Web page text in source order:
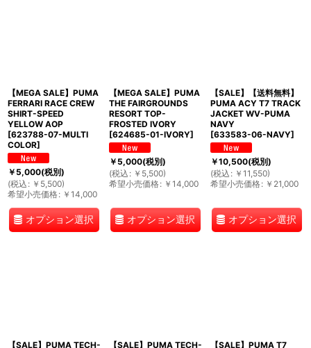
【MEGA SALE】PUMA
FERRARI RACE CREW
SHIRT-SPEED
YELLOW AOP
[623788-07-MULTI
COLOR]
￥5,000(税別)
(税込 : ￥ 5,500)
希望小売価格: ￥ 14,000
オプション選択
【MEGA SALE】PUMA
THE FAIRGROUNDS
RESORT TOP-
FROSTED IVORY
[624685-01-IVORY]
￥5,000(税別)
(税込 : ￥ 5,500)
希望小売価格: ￥ 14,000
オプション選択
【SALE】【送料無料】
PUMA ACY T7 TRACK
JACKET WV-PUMA
NAVY
[633583-06-NAVY]
￥10,500(税別)
(税込 : ￥ 11,550)
希望小売価格: ￥ 21,000
オプション選択
【SALE】PUMA TECH-
【SALE】PUMA TECH-
【SALE】PUMA T7